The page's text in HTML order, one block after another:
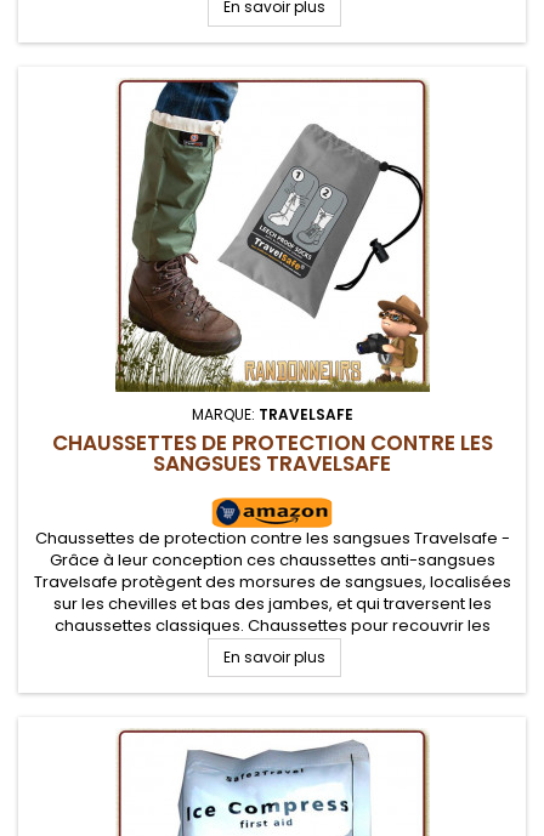
En savoir plus
MARQUE: TRAVELSAFE
CHAUSSETTES DE PROTECTION CONTRE LES
SANGSUES TRAVELSAFE
Chaussettes de protection contre les sangsues Travelsafe -
Grâce à leur conception ces chaussettes anti-sangsues
Travelsafe protègent des morsures de sangsues, localisées
sur les chevilles et bas des jambes, et qui traversent les
chaussettes classiques. Chaussettes pour recouvrir les
chaussettes habituelles de randonnées
En savoir plus